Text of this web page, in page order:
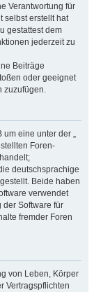
Verantwortung für
selbst erstellt hat
gestattest dem
jederzeit zu
Beiträge
oder geeignet
um eine unter der „
Foren-
deutschsprachige
Beide haben
verwendet
Software für
fremder Foren
von Leben, Körper
Vertragspflichten